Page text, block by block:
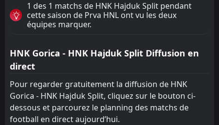
1 des 1 matchs de HNK Hajduk Split pendant
cette saison de Prva HNL ont vu les deux
équipes marquer.
HNK Gorica - HNK Hajduk Split Diffusion en
direct
Pour regarder gratuitement la diffusion de HNK
Gorica - HNK Hajduk Split, cliquez sur le bouton ci-
dessous et parcourez le planning des matchs de
football en direct aujourd’hui.